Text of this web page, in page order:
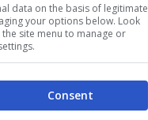
. data on the basis of legitimate
your options below. Look
site menu to manage or
Consent